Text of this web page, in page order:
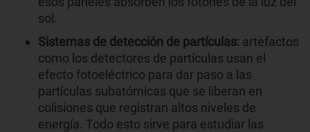
sol.
Sistemas de detección de partículas: artefactos
como los detectores de partículas usan el
efecto fotoeléctrico para dar paso a las
partículas subatómicas que se liberan en
colisiones que registran altos niveles de
energía. Todo esto sirve para estudiar las